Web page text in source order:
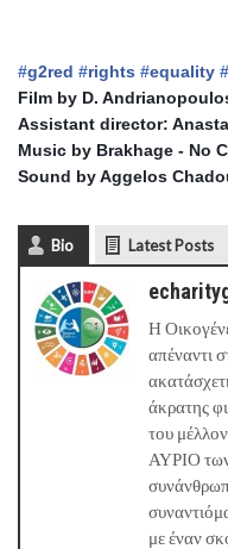
#g2red #rights #equality #
Film by D.
Assistant director:
Music by Brakhage - No
Sound by Aggelos
Bio Latest Posts
Η
απέναντι
άκρατης
του
ΑΥΡΙΟ
με έναν